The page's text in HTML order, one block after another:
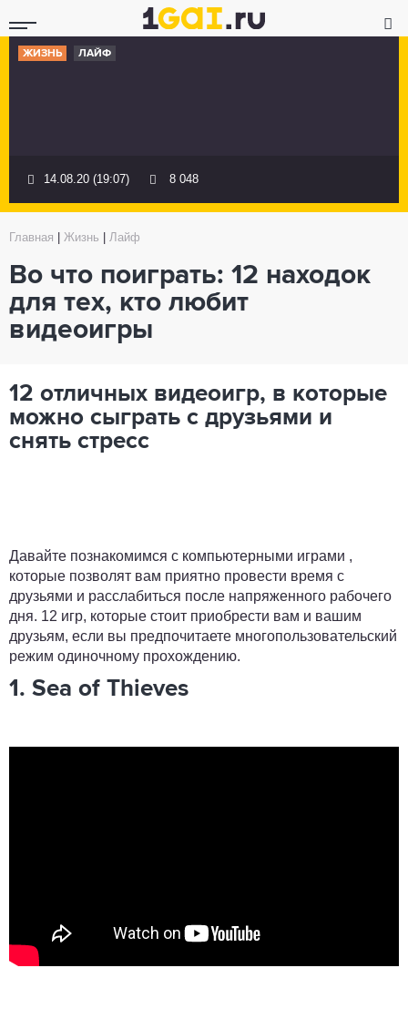
ЖИЗНЬ ЛАЙФ
14.08.20 (19:07) 8 048
Главная Жизнь Лайф
Во что поиграть: 12 находок
для тех, кто любит
видеоигры
12 отличных видеоигр, в которые
можно сыграть с друзьями и
снять стресс
Давайте познакомимся с компьютерными играми ,
которые позволят вам приятно провести время с
друзьями и расслабиться после напряженного рабочего
дня. 12 игр, которые стоит приобрести вам и вашим
друзьям, если вы предпочитаете многопользовательский
режим одиночному прохождению.
1. Sea of ​​Thieves